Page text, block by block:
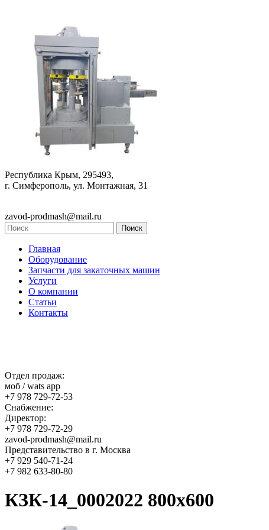
Республика Крым, 295493,
г. Симферополь, ул. Монтажная, 31
zavod-prodmash@mail.ru
Главная
Оборудование
Запчасти для закаточных машин
Услуги
О компании
Статьи
Контакты
Отдел продаж:
моб / wats app
+7 978 729-72-53
Снабжение:
Директор:
+7 978 729-72-29
zavod-prodmash@mail.ru
Представительство в г. Москва
+7 929 540-71-24
+7 982 633-80-80
КЗК-14_0002022 800х600